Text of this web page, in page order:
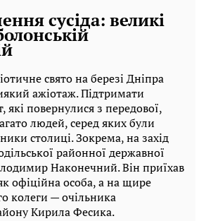
сусіда: великі
свято на березі Дніпра
ажіотаж. Підтримати
які повернулися з передової,
людей, серед яких були
столиці. Зокрема, на захід
районної державної
Наконечний. Він приїхав
офіційна особа, а на щире
колеги — очільника
Кирила Фесика.